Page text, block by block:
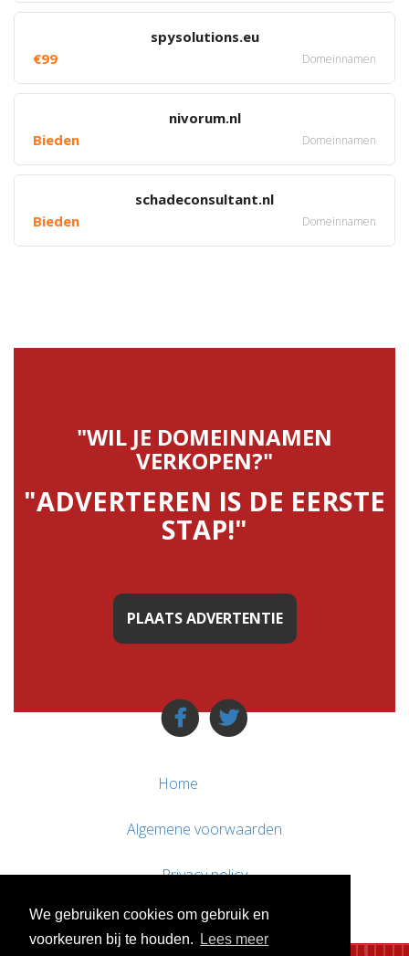
We gebruiken cookies om gebruik en
voorkeuren bij te houden.
Lees meer
spysolutions.eu
€99
Domeinnamen
nivorum.nl
Bieden
Domeinnamen
schadeconsultant.nl
Bieden
Domeinnamen
"WIL JE DOMEINNAMEN
VERKOPEN?"
"ADVERTEREN IS DE EERSTE
STAP!"
PLAATS ADVERTENTIE
Home
Algemene voorwaarden
Privacy policy
Contact / Support